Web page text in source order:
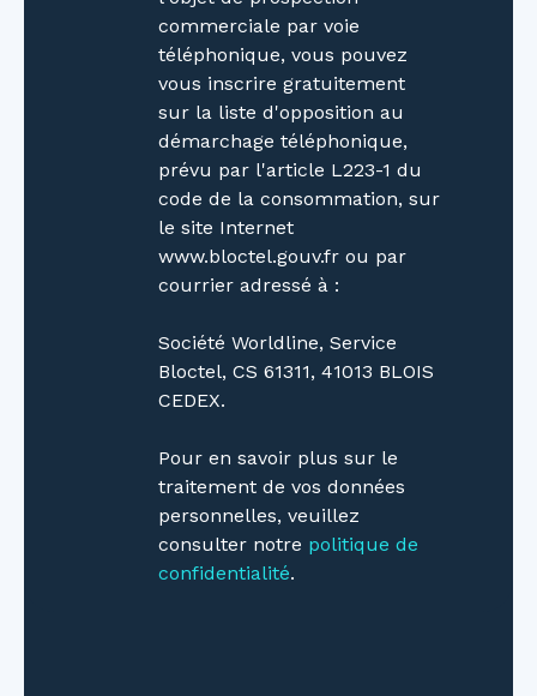
commerciale par voie
téléphonique, vous pouvez
vous inscrire gratuitement
sur la liste d'opposition au
démarchage téléphonique,
prévu par l'article L223-1 du
code de la consommation, sur
le site Internet
www.bloctel.gouv.fr ou par
courrier adressé à :
Société Worldline, Service
Bloctel, CS 61311, 41013 BLOIS
CEDEX.
Pour en savoir plus sur le
traitement de vos données
personnelles, veuillez
consulter notre politique de
confidentialité.